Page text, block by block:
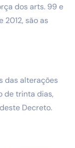
dos arts. 99 e
2012, são as
das alterações
de trinta dias,
Decreto.